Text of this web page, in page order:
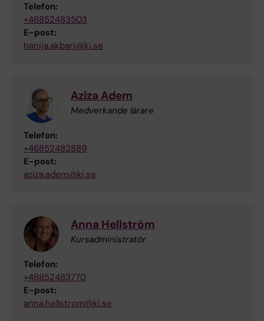
Telefon:
+46852483503
E-post:
hanija.akbari@ki.se
Aziza Adem
Medverkande lärare
Telefon:
+46852482889
E-post:
aziza.adem@ki.se
Anna Hellström
Kursadministratör
Telefon:
+46852483770
E-post:
anna.hellstrom@ki.se